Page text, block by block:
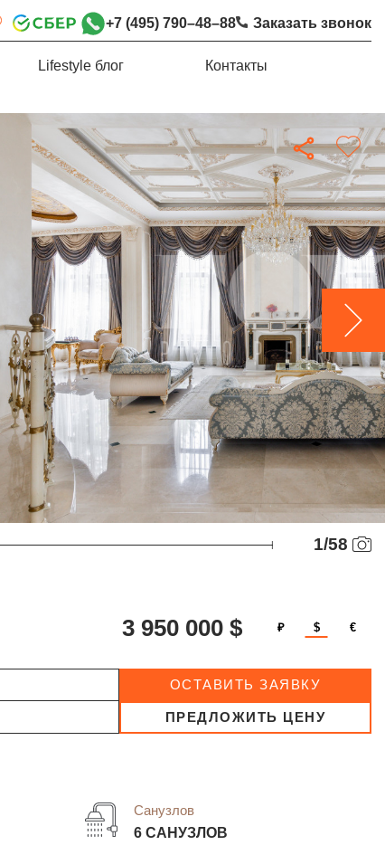
+7 (495) 790–48–88 Заказать звонок
Lifestyle блог Контакты
1/58
3 950 000 $ ₽ $ €
ОСТАВИТЬ ЗАЯВКУ
ПРЕДЛОЖИТЬ ЦЕНУ
Санузлов
6 САНУЗЛОВ